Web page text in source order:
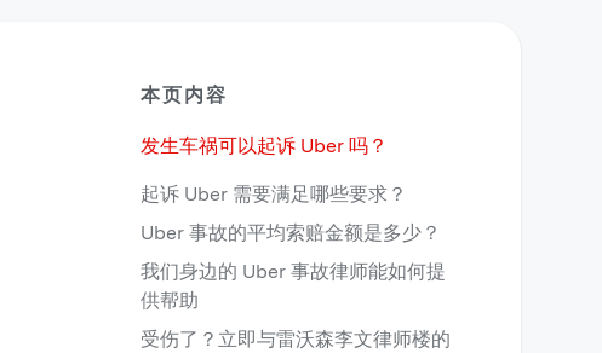
本页内容
发生车祸可以起诉 Uber 吗？
起诉 Uber 需要满足哪些要求？
Uber 事故的平均索赔金额是多少？
我们身边的 Uber 事故律师能如何提
供帮助
受伤了？立即与雷沃森李文律师楼的